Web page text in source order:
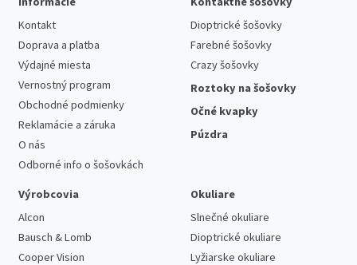
Kontakt
Doprava a platba
Výdajné miesta
Vernostný program
Obchodné podmienky
Reklamácie a záruka
O nás
Odborné info o šošovkách
Dioptrické šošovky
Farebné šošovky
Crazy šošovky
Roztoky na šošovky
Očné kvapky
Púzdra
Výrobcovia
Alcon
Bausch & Lomb
Cooper Vision
Okuliare
Slnečné okuliare
Dioptrické okuliare
Lyžiarske okuliare